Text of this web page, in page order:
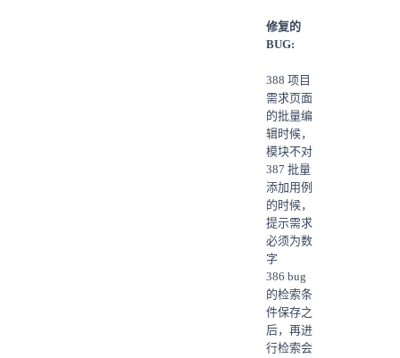
修复的
BUG:
388 项目
需求页面
的批量编
辑时候，
模块不对
387 批量
添加用例
的时候，
提示需求
必须为数
字
386 bug
的检索条
件保存之
后，再进
行检索会